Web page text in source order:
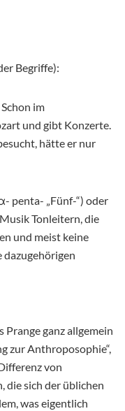
Begriffe):
im
und gibt Konzerte.
hätte er nur
penta- „Fünf-“) oder
Tonleitern, die
und meist keine
Prange ganz allgemein
zur Anthroposophie“,
von
die sich der üblichen
was eigentlich